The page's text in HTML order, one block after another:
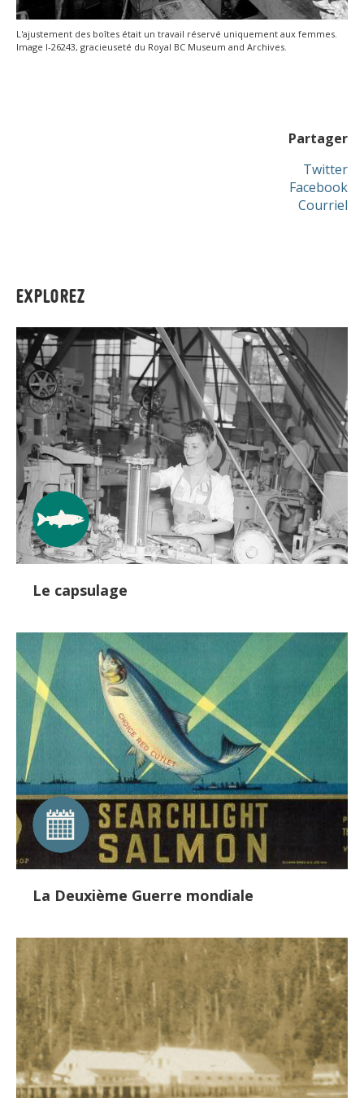
L'ajustement des boîtes était un travail réservé uniquement aux femmes.
Image I-26243, gracieuseté du Royal BC Museum and Archives.
Partager
Twitter
Facebook
Courriel
EXPLOREZ
Le capsulage
La Deuxième Guerre mondiale